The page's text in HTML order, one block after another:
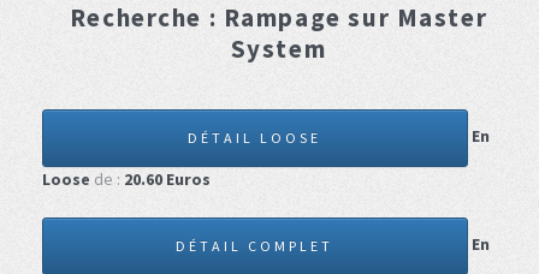
Recherche : Rampage sur Master
System
DÉTAIL LOOSE
En
Loose de : 20.60 Euros
DÉTAIL COMPLET
En